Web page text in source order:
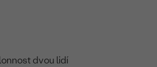
dvou lidí